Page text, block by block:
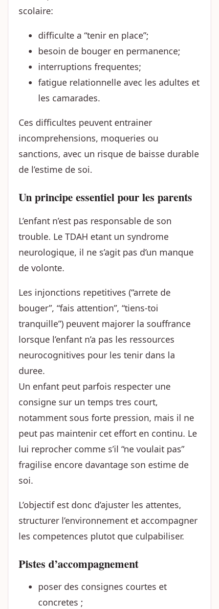
scolaire:
difficulte a “tenir en place”;
besoin de bouger en permanence;
interruptions frequentes;
fatigue relationnelle avec les adultes et
les camarades.
Ces difficultes peuvent entrainer
incomprehensions, moqueries ou
sanctions, avec un risque de baisse durable
de l’estime de soi.
Un principe essentiel pour les parents
L’enfant n’est pas responsable de son
trouble. Le TDAH etant un syndrome
neurologique, il ne s’agit pas d’un manque
de volonte.
Les injonctions repetitives (“arrete de
bouger”, “fais attention”, “tiens-toi
tranquille”) peuvent majorer la souffrance
lorsque l’enfant n’a pas les ressources
neurocognitives pour les tenir dans la
duree.
Un enfant peut parfois respecter une
consigne sur un temps tres court,
notamment sous forte pression, mais il ne
peut pas maintenir cet effort en continu. Le
lui reprocher comme s’il “ne voulait pas”
fragilise encore davantage son estime de
soi.
L’objectif est donc d’ajuster les attentes,
structurer l’environnement et accompagner
les competences plutot que culpabiliser.
Pistes d’accompagnement
poser des consignes courtes et
concretes ;